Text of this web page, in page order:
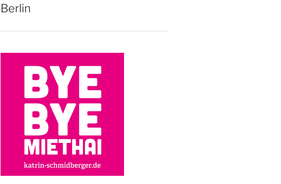
Berlin